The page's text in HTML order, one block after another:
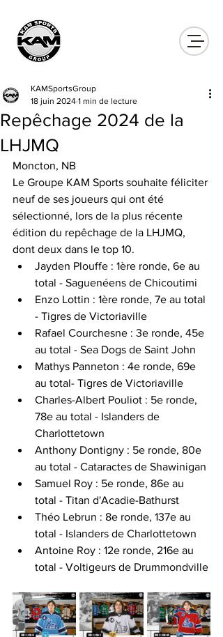
Repêchage 2024 de la
LHJMQ
KAMSportsGroup
18 juin 2024 1 min de lecture
Moncton, NB
Le Groupe KAM Sports souhaite féliciter
neuf de ses joueurs qui ont été
sélectionné, lors de la plus récente
édition du repêchage de la LHJMQ,
dont deux dans le top 10.
Jayden Plouffe : 1ère ronde, 6e au
total - Saguenéens de Chicoutimi
Enzo Lottin : 1ère ronde, 7e au total
- Tigres de Victoriaville
Rafael Courchesne : 3e ronde, 45e
au total - Sea Dogs de Saint John
Mathys Panneton : 4e ronde, 69e
au total- Tigres de Victoriaville
Charles-Albert Pouliot : 5e ronde,
78e au total - Islanders de
Charlottetown
Anthony Dontigny : 5e ronde, 80e
au total - Cataractes de Shawinigan
Samuel Roy : 5e ronde, 86e au
total - Titan d'Acadie-Bathurst
Théo Lebrun : 8e ronde, 137e au
total - Islanders de Charlottetown
Antoine Roy : 12e ronde, 216e au
total - Voltigeurs de Drummondville